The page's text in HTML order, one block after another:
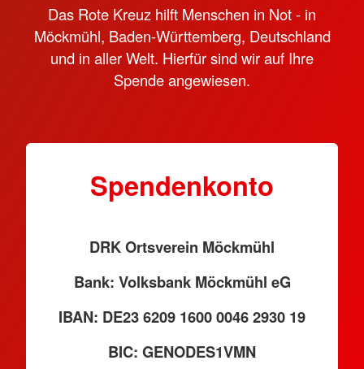
Das Rote Kreuz hilft Menschen in Not - in
Möckmühl, Baden-Württemberg, Deutschland
und in aller Welt. Hierfür sind wir auf Ihre
Spende angewiesen.
Spendenkonto
DRK Ortsverein Möckmühl
Bank: Volksbank Möckmühl eG
IBAN: DE23 6209 1600 0046 2930 19
BIC: GENODES1VMN